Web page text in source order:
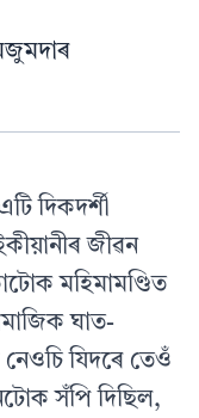
দিকদৰ্শী
জীৱন
মহিমামণ্ডিত
ঘাত-
যিদৰে তেওঁ
সঁপি দিছিল,